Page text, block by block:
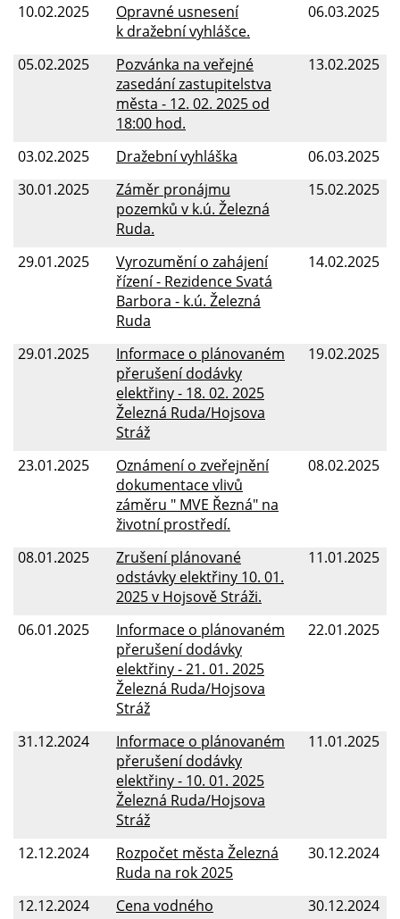
10.02.2025
06.03.2025
Opravné usnesení
k dražební vyhlášce.
05.02.2025
13.02.2025
Pozvánka na veřejné
zasedání zastupitelstva
města - 12. 02. 2025 od
18:00 hod.
03.02.2025
06.03.2025
Dražební vyhláška
30.01.2025
15.02.2025
Záměr pronájmu
pozemků v k.ú. Železná
Ruda.
29.01.2025
14.02.2025
Vyrozumění o zahájení
řízení - Rezidence Svatá
Barbora - k.ú. Železná
Ruda
29.01.2025
19.02.2025
Informace o plánovaném
přerušení dodávky
elektřiny - 18. 02. 2025
Železná Ruda/Hojsova
Stráž
23.01.2025
08.02.2025
Oznámení o zveřejnění
dokumentace vlivů
záměru " MVE Řezná" na
životní prostředí.
08.01.2025
11.01.2025
Zrušení plánované
odstávky elektřiny 10. 01.
2025 v Hojsově Stráži.
06.01.2025
22.01.2025
Informace o plánovaném
přerušení dodávky
elektřiny - 21. 01. 2025
Železná Ruda/Hojsova
Stráž
31.12.2024
11.01.2025
Informace o plánovaném
přerušení dodávky
elektřiny - 10. 01. 2025
Železná Ruda/Hojsova
Stráž
12.12.2024
30.12.2024
Rozpočet města Železná
Ruda na rok 2025
12.12.2024
30.12.2024
Cena vodného